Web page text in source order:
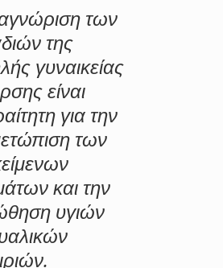
των
της
γυναικείας
είναι
για την
των
και την
υγιών